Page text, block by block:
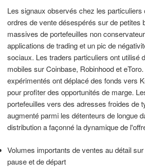
Les signaux observés chez les particuliers
ordres de vente désespérés sur de petites
massives de portefeuilles non
applications de trading et un pic de
sociaux. Les traders particuliers ont utilisé
mobiles sur Coinbase, Robinhood et
expérimentés ont déplacé des fonds vers
pour profiter des opportunités de marge.
portefeuilles vers des adresses froides de
augmenté parmi les détenteurs de longue
distribution a façonné la dynamique de
Volumes importants de ventes au détail
pause et de départ